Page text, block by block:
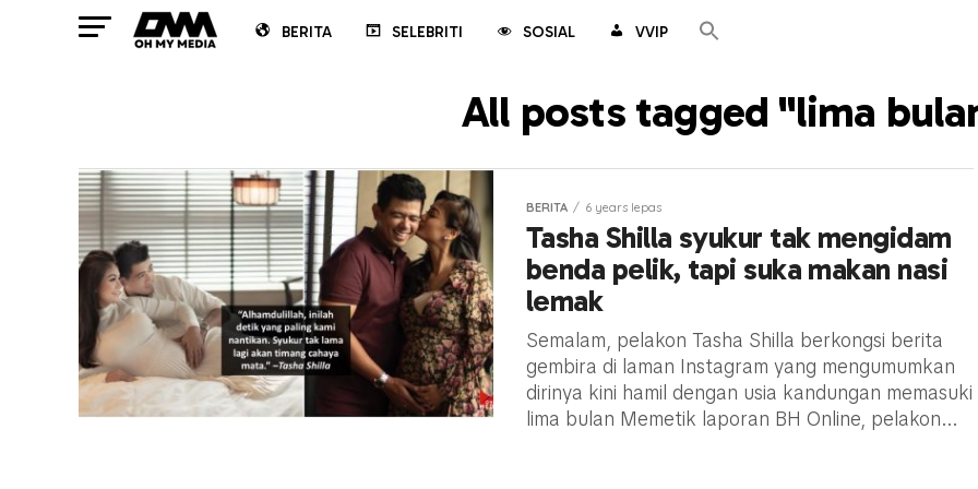
BERITA SELEBRITI SOSIAL VVIP
All posts tagged "lima
BERITA 6 years lepas
Tasha Shilla syukur tak mengidam
benda pelik, tapi suka makan nasi
lemak
Semalam, pelakon Tasha Shilla berkongsi berita
gembira di laman Instagram yang mengumumkan
dirinya kini hamil dengan usia kandungan memasuki
lima bulan Memetik laporan BH Online, pelakon...